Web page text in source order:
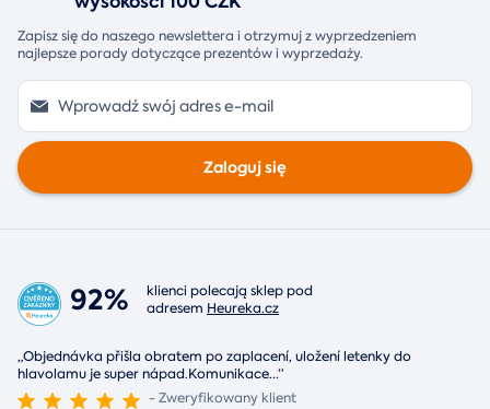
Zapisz się do naszego newslettera i otrzymuj z wyprzedzeniem
najlepsze porady dotyczące prezentów i wyprzedaży.
Zaloguj się
92%
klienci polecają sklep pod
adresem Heureka.cz
„Objednávka přišla obratem po zaplacení, uložení letenky do
hlavolamu je super nápad.Komunikace...“
- Zweryfikowany klient